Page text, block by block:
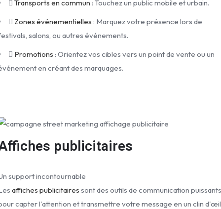
Transports en commun : Touchez un public mobile et urbain.
Zones événementielles : Marquez votre présence lors de
salons, ou autres événements.
Promotions : Orientez vos cibles vers un point de vente ou un
en créant des marquages.
publicitaires
support incontournable
affiches publicitaires sont des outils de communication
capter l'attention et transmettre votre message en un clin